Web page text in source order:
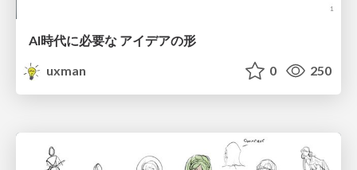
AI時代に必要な アイデアの形
uxman
0 250